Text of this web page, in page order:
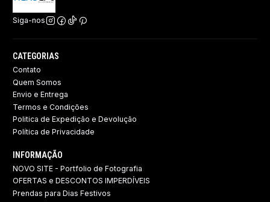
Siga-nos
CATEGORIAS
Contato
Quem Somos
Envio e Entrega
Termos e Condições
Politica de Expedição e Devolução ​
Política de Privacidade
INFORMAÇÃO
NOVO SITE - Portfolio de Fotografia
OFERTAS e DESCONTOS IMPERDÍVEIS
Prendas para Dias Festivos